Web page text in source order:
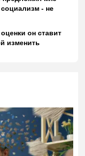
- не
он ставит
изменить